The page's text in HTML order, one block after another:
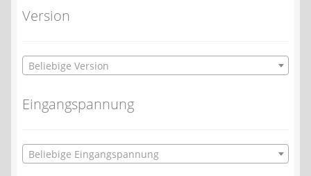
Version
Beliebige Version
Eingangspannung
Beliebige Eingangspannung